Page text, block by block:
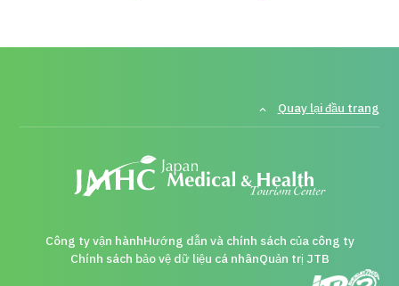
Quay lại đầu trang
Công ty vận hànhHướng dẫn và chính sách của công ty
Chính sách bảo vệ dữ liệu cá nhânQuản trị JTB